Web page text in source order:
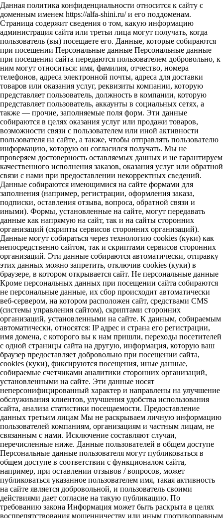
Данная политика конфиденциальности относится к сайту с
доменным именем https://alfa-shini.ru/ и его поддоменам.
Страница содержит сведения о том, какую информацию
администрация сайта или третьи лица могут получать, когда
пользователь (вы) посещаете его. Данные, которые собираются
при посещении Персональные данные Персональные данные
при посещении сайта передаются пользователем добровольно, к
ним могут относиться: имя, фамилия, отчество, номера
телефонов, адреса электронной почты, адреса для доставки
товаров или оказания услуг, реквизиты компании, которую
представляет пользователь, должность в компании, которую
представляет пользователь, аккаунты в социальных сетях, а
также — прочие, заполняемые поля форм. Эти данные
собираются в целях оказания услуг или продажи товаров,
возможности связи с пользователем или иной активности
пользователя на сайте, а также, чтобы отправлять пользователю
информацию, которую он согласился получать. Мы не
проверяем достоверность оставляемых данных и не гарантируем
качественного исполнения заказов, оказания услуг или обратной
связи с нами при предоставлении некорректных сведений.
Данные собираются имеющимися на сайте формами для
заполнения (например, регистрации, оформления заказа,
подписки, оставления отзыва, вопроса, обратной связи и
иными). Формы, установленные на сайте, могут передавать
данные как напрямую на сайт, так и на сайты сторонних
организаций (скрипты сервисов сторонних организаций).
Данные могут собираться через технологию cookies (куки) как
непосредственно сайтом, так и скриптами сервисов сторонних
организаций. Эти данные собираются автоматически, отправку
этих данных можно запретить, отключив cookies (куки) в
браузере, в котором открывается сайт. Не персональные данные
Кроме персональных данных при посещении сайта собираются
не персональные данные, их сбор происходит автоматически
веб-сервером, на котором расположен сайт, средствами CMS
(системы управления сайтом), скриптами сторонних
организаций, установленными на сайте. К данным, собираемым
автоматически, относятся: IP адрес и страна его регистрации,
имя домена, с которого вы к нам пришли, переходы посетителей
с одной страницы сайта на другую, информация, которую ваш
браузер предоставляет добровольно при посещении сайта,
cookies (куки), фиксируются посещения, иные данные,
собираемые счетчиками аналитики сторонних организаций,
установленными на сайте. Эти данные носят
неперсонифицированный характер и направлены на улучшение
обслуживания клиентов, улучшения удобства использования
сайта, анализа статистики посещаемости. Предоставление
данных третьим лицам Мы не раскрываем личную информацию
пользователей компаниям, организациям и частным лицам, не
связанным с нами. Исключение составляют случаи,
перечисленные ниже. Данные пользователей в общем доступе
Персональные данные пользователя могут публиковаться в
общем доступе в соответствии с функционалом сайта,
например, при оставлении отзывов / вопросов, может
публиковаться указанное пользователем имя, такая активность
на сайте является добровольной, и пользователь своими
действиями дает согласие на такую публикацию. По
требованию закона Информация может быть раскрыта в целях
воспрепятствования мошенничеству или иным противоправным